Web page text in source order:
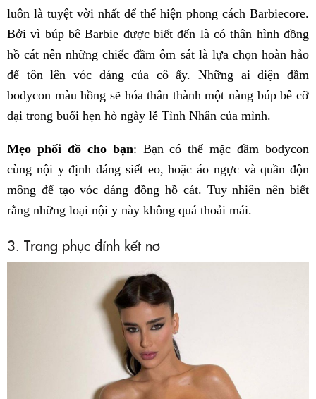
luôn là tuyệt vời nhất để thể hiện phong cách Barbiecore.
Bởi vì búp bê Barbie được biết đến là có thân hình đồng
hồ cát nên những chiếc đầm ôm sát là lựa chọn hoàn hảo
để tôn lên vóc dáng của cô ấy. Những ai diện đầm
bodycon màu hồng sẽ hóa thân thành một nàng búp bê cỡ
đại trong buổi hẹn hò ngày lễ Tình Nhân của mình.
Mẹo phối đồ cho bạn: Bạn có thể mặc đầm bodycon
cùng nội y định dáng siết eo, hoặc áo ngực và quần độn
mông để tạo vóc dáng đồng hồ cát. Tuy nhiên nên biết
rằng những loại nội y này không quá thoải mái.
3. Trang phục đính kết nơ